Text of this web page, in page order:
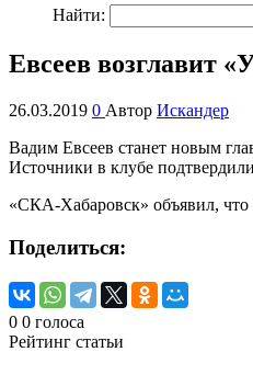
Найти:
Евсеев возглавит
26.03.2019 0 Автор Искандер
Вадим Евсеев станет новым
Источники в клубе
«СКА-Хабаровск» объявил, что
Поделиться:
0 0 голоса
Рейтинг статьи